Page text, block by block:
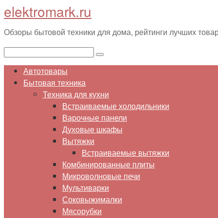
Перейти
к
контенту
elektromark.ru
Обзоры бытовой техники для дома, рейтинги лучших
Поиск:
Автотовары
Бытовая техника
Техника для кухни
Встраиваемые холодильники
Варочные панели
Духовые шкафы
Вытяжки
Встраиваемые вытяжки
Комбинированные плиты
Микроволновые печи
Мультиварки
Соковыжималки
Мясорубки